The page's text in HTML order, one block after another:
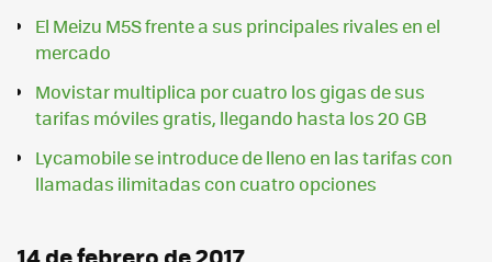
El Meizu M5S frente a sus principales rivales en el
mercado
Movistar multiplica por cuatro los gigas de sus
tarifas móviles gratis, llegando hasta los 20 GB
Lycamobile se introduce de lleno en las tarifas con
llamadas ilimitadas con cuatro opciones